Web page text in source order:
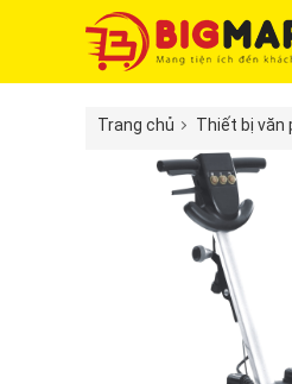
Trang chủ Thiết bị văn